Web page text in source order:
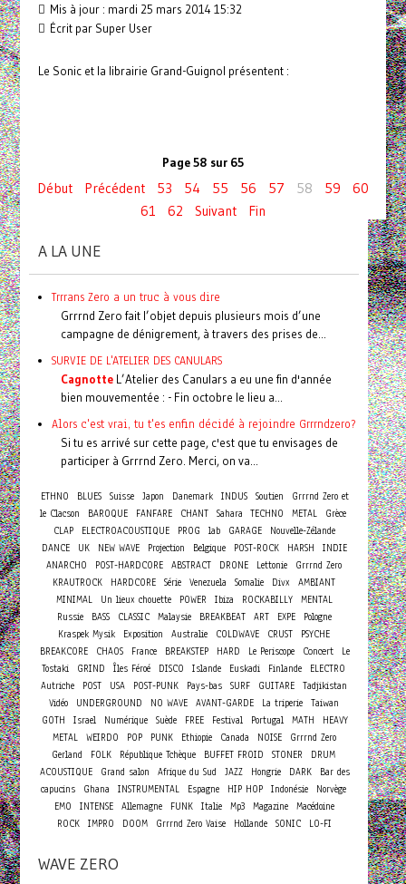
Mis à jour : mardi 25 mars 2014 15:32
Écrit par Super User
Le Sonic et la librairie Grand-Guignol présentent :
Page 58 sur 65
Début Précédent 53 54 55 56 57 58 59
60
61
62 Suivant Fin
A LA UNE
Trrrans Zero a un truc à vous dire
Grrrnd Zero fait l’objet depuis plusieurs mois d’une
campagne de dénigrement, à travers des prises de...
SURVIE DE L'ATELIER DES CANULARS
CagnotteL’Atelier des Canulars a eu une fin d'année
bien mouvementée : - Fin octobre le lieu a...
Alors c'est vrai, tu t'es enfin décidé à rejoindre Grrrndzero?
Si tu es arrivé sur cette page, c'est que tu envisages de
participer à Grrrnd Zero. Merci, on va...
ETHNO BLUES Suisse Japon Danemark INDUS Soutien
Grrrnd Zero et
le Clacson
BAROQUE FANFARE CHANT Sahara TECHNO METAL
Grèce
CLAP
ELECTROACOUSTIQUE PROG lab GARAGE
Nouvelle-Zélande
DANCE
UK NEW WAVE Projection Belgique POST-ROCK HARSH
INDIE
ANARCHO
POST-HARDCORE ABSTRACT DRONE Lettonie
Grrrnd Zero
KRAUTROCK
HARDCORE Série Venezuela Somalie Divx
AMBIANT
MINIMAL
Un lieux chouette POWER Ibiza ROCKABILLY
MENTAL
Russie
BASS CLASSIC Malaysie BREAKBEAT ART EXPE
Pologne
Kraspek Mysik
Exposition Australie COLDWAVE CRUST
PSYCHE
BREAKCORE
CHAOS France BREAKSTEP HARD Le Periscope Concert
Le
Tostaki
GRIND Îles Féroé DISCO Islande Euskadi Finlande
ELECTRO
Autriche
POST USA POST-PUNK Pays-bas SURF GUITARE Tadjikistan
Vidéo
UNDERGROUND NO WAVE AVANT-GARDE La triperie Taiwan
GOTH
Israel Numérique Suède FREE Festival Portugal MATH
HEAVY
METAL
WEIRDO POP PUNK Ethiopie Canada NOISE
Grrrnd Zero
Gerland
FOLK République Tchèque BUFFET FROID STONER
DRUM
ACOUSTIQUE
Grand salon Afrique du Sud JAZZ Hongrie DARK
Bar des
capucins
Ghana INSTRUMENTAL Espagne HIP HOP Indonésie
Norvège
EMO
INTENSE Allemagne FUNK Italie Mp3 Magazine
Macédoine
ROCK
IMPRO DOOM Grrrnd Zero Vaise Hollande SONIC LO-FI
WAVE ZERO